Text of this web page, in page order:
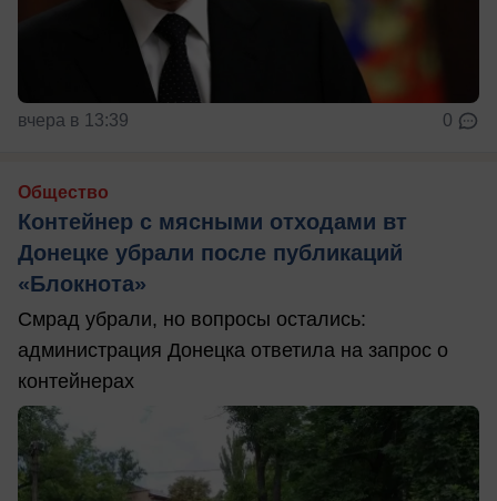
вчера в 13:39 0
Общество
Контейнер с мясными отходами вт
Донецке убрали после публикаций
«Блокнота»
Смрад убрали, но вопросы остались:
администрация Донецка ответила на запрос о
контейнерах